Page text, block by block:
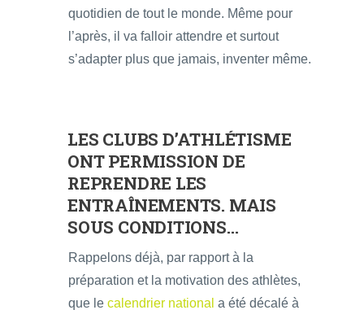
quotidien de tout le monde. Même pour
l’après, il va falloir attendre et surtout
s’adapter plus que jamais, inventer même.
LES CLUBS D’ATHLÉTISME
ONT PERMISSION DE
REPRENDRE LES
ENTRAÎNEMENTS. MAIS
SOUS CONDITIONS…
Rappelons déjà, par rapport à la
préparation et la motivation des athlètes,
que le calendrier national a été décalé à